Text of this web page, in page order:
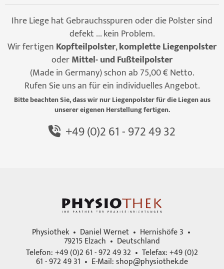
Ihre Liege hat Gebrauchsspuren oder die Polster sind
defekt ... kein Problem.
Wir fertigen Kopfteilpolster,komplette Liegenpolster
oderMittel- und Fußteilpolster
(Made in Germany) schon ab 75,00 € Netto.
Rufen Sie uns an für ein individuelles Angebot.
Bitte beachten Sie, dass wir nur Liegenpolster für die Liegen aus
unserer eigenen Herstellung fertigen.
+49 (0)2 61 - 972 49 32
Physiothek • Daniel Wernet • Hernishöfe 3 •
79215 Elzach • Deutschland
Telefon: +49 (0)2 61 - 972 49 32 • Telefax: +49 (0)2
61 - 972 49 31 • E-Mail:shop@physiothek.de